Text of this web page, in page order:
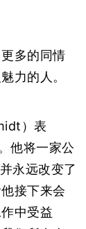
多的同情
力的人。
）表
他将一家公
永远改变了
接下来会
中受益